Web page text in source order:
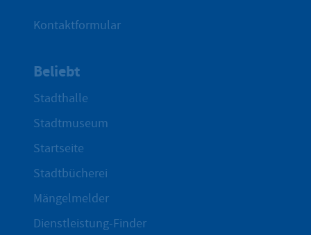
Kontaktformular
Beliebt
Stadthalle
Stadtmuseum
Startseite
Stadtbücherei
Mängelmelder
Dienstleistung-Finder